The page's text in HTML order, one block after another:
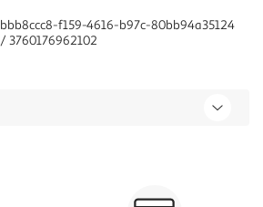
bbb8ccc8-f159-4616-b97c-80bb94a35124
/ 3760176962102